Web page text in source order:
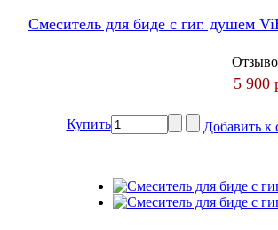
Cмеситель для биде с гиг. душем
5 900
Купить
Добавить к